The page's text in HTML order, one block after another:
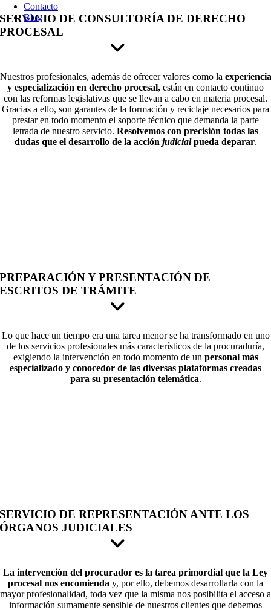
Contacto
Blog
SERVICIO DE CONSULTORÍA DE DERECHO
PROCESAL
Nuestros profesionales, además de ofrecer valores como la experiencia
y especialización en derecho procesal, están en contacto continuo
con las reformas legislativas que se llevan a cabo en materia procesal.
Gracias a ello, son garantes de la formación y reciclaje necesarios para
prestar en todo momento el soporte técnico que demanda la parte
letrada de nuestro servicio. Resolvemos con precisión todas las
dudas que el desarrollo de la acción judicialpueda deparar.
PREPARACIÓN Y PRESENTACIÓN DE
ESCRITOS DE TRÁMITE
Lo que hace un tiempo era una tarea menor se ha transformado en uno
de los servicios profesionales más característicos de la procuraduría,
exigiendo la intervención en todo momento de un personal más
especializado y conocedor de las diversas plataformas creadas
para su presentación telemática.
SERVICIO DE REPRESENTACIÓN ANTE LOS
ÓRGANOS JUDICIALES
La intervención del procurador es la tarea primordial que la Ley
procesal nos encomienda y, por ello, debemos desarrollarla con la
mayor profesionalidad, toda vez que la misma nos posibilita el acceso a
información sumamente sensible de nuestros clientes que debemos